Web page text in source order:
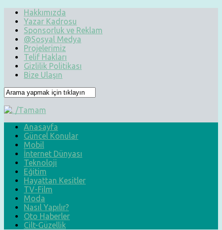
Hakkımızda
Yazar Kadrosu
Sponsorluk ve Reklam
@Sosyal Medya
Projelerimiz
Telif Hakları
Gizlilik Politikası
Bize Ulaşın
Anasayfa
Güncel Konular
Mobil
İnternet Dünyası
Teknoloji
Eğitim
Hayattan Kesitler
TV-Film
Moda
Nasıl Yapılır?
Oto Haberler
Cilt-Güzellik